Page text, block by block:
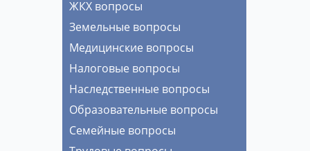
ЖКХ вопросы
Земельные вопросы
Медицинские вопросы
Налоговые вопросы
Наследственные вопросы
Образовательные вопросы
Семейные вопросы